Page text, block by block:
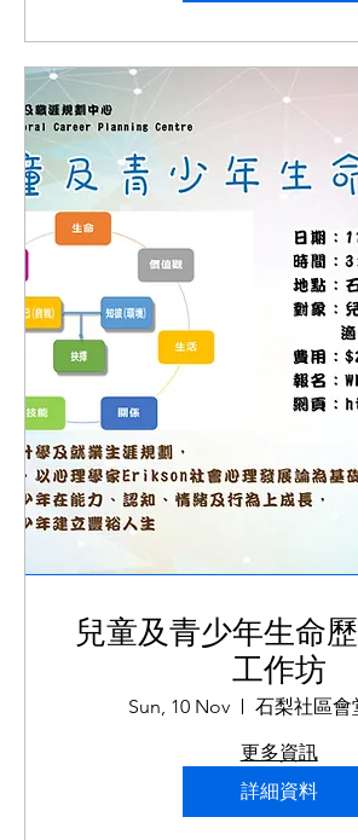
兒童及青少年生命
工作坊
Sun, 10 Nov
石梨社區會
更多資訊
詳細資料